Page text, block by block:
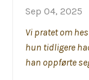
Sep 04, 2025
Vi pratet om
hun tidligere
han oppførte